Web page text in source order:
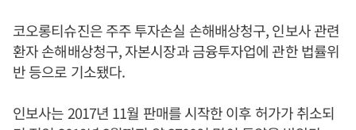
코오롱티슈진은 주주 투자손실 손해배상청구, 인보사 관련
환자 손해배상청구, 자본시장과 금융투자업에 관한 법률위
반 등으로 기소됐다.
인보사는 2017년 11월 판매를 시작한 이후 허가가 취소되